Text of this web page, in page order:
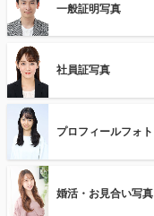
一般証明写真
社員証写真
プロフィールフォト
婚活・お見合い写真